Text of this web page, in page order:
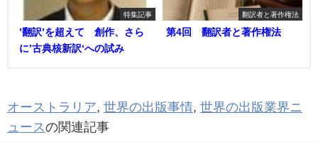
特集記事
’翻訳’を超えて 創作、さら
に’古典核新訳‘への試み
翻訳者と著作権法
第4回 翻訳者と著作権法
オーストラリア 世界の出版事情 世界の出版業界ニ
ュース の関連記事